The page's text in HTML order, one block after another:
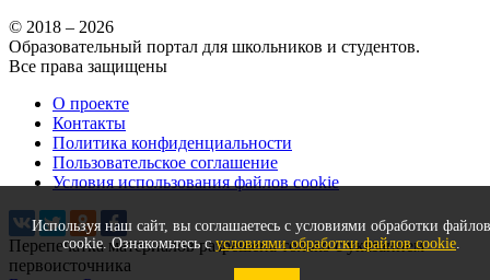
Используя наш сайт, вы соглашаетесь с условиями обработки файлов
cookie. Ознакомьтесь сусловиями обработки файлов cookie.
© 2018 – 2026
Образовательный портал для школьников и студентов.
Все права защищены
О проекте
Контакты
Политика конфиденциальности
Пользовательское соглашение
Условия использования файлов cookie
Перепечатка материалов разрешена только с указанием
первоисточника